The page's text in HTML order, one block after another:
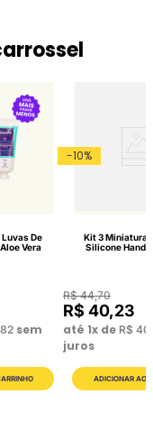
De
Vera
82 sem
-10%
Kit 3
Silicone Hands
R$ 44,70
R$ 40,23
até 1x de R$ 40
juros